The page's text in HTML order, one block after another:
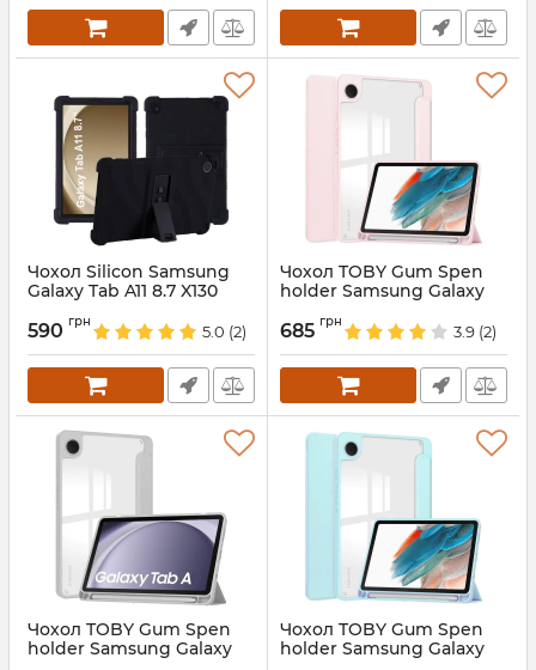
Чохол Silicon Samsung
Galaxy Tab A11 8.7 X130
Артикул: 688350
590 грн
5.0 (2)
Чохол TOBY Gum Spen
holder Samsung Galaxy
Артикул: 688339
685 грн
3.9 (2)
Чохол TOBY Gum Spen
holder Samsung Galaxy
Чохол TOBY Gum Spen
holder Samsung Galaxy